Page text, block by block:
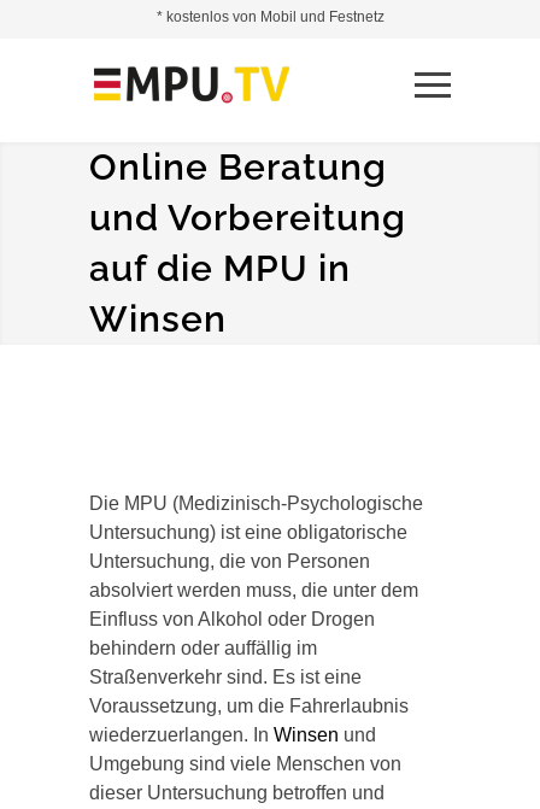
Online Beratung
und Vorbereitung
auf die MPU in
Winsen
Die MPU (Medizinisch-Psychologische
Untersuchung) ist eine obligatorische
Untersuchung, die von Personen
absolviert werden muss, die unter dem
Einfluss von Alkohol oder Drogen
behindern oder auffällig im
Straßenverkehr sind. Es ist eine
Voraussetzung, um die Fahrerlaubnis
wiederzuerlangen. In Winsen und
Umgebung sind viele Menschen von
dieser Untersuchung betroffen und
* kostenlos von Mobil und Festnetz